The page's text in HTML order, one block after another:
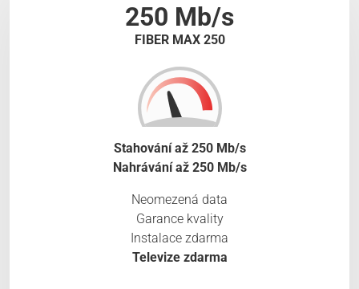
250 Mb/s
FIBER MAX 250
Stahování až 250 Mb/s
Nahrávání až 250 Mb/s
Neomezená data
Garance kvality
Instalace zdarma
Televize zdarma